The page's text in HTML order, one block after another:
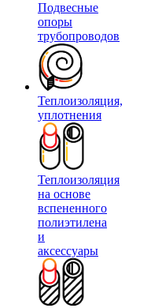
Подвесные
опоры
трубопроводов
Теплоизоляция,
уплотнения
Теплоизоляция
на основе
вспененного
полиэтилена
и
аксессуары